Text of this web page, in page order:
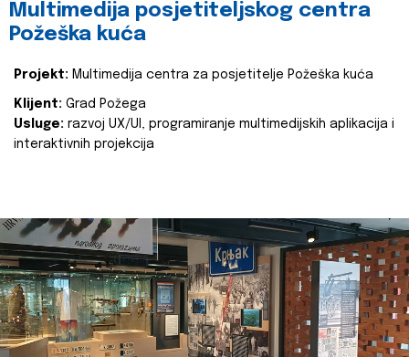
Multimedija posjetiteljskog centra
Požeška kuća
Projekt: Multimedija centra za posjetitelje Požeška kuća
Klijent: Grad Požega
Usluge: razvoj UX/UI, programiranje multimedijskih aplikacija i
interaktivnih projekcija